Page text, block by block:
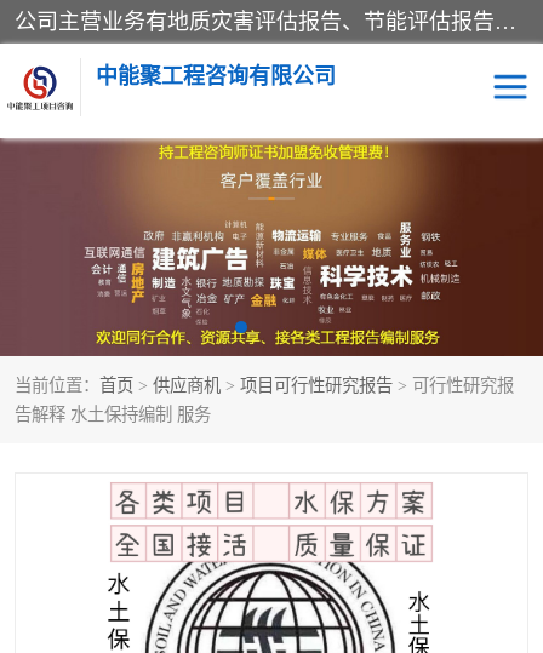
公司主营业务有地质灾害评估报告、节能评估报告、水土保持验收、水资源论证、土地复垦报告、项目可行性研究报告等。是经国家工商总局批准，在法律、法规、决定规定禁止的不得经营；法律、法规、决定规定应当许可（审批）的，经审批机关批准后凭许可（审批）文件经营;法律、法规，市场主体自主选择经营。
中能聚工程咨询有限公司
当前位置： 首页 > 供应商机 > 项目可行性研究报告 > 可行性研究报
告解释 水土保持编制 服务
水资源论证报告 土地复垦报告
地质灾害评估报告 工程项目验收报告
节能评估报告